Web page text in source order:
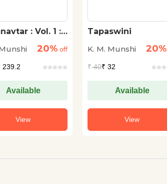
: Vol. 1 :
20% off
239.2
Available
View
Tapaswini
K. M. Munshi
20%
₹40₹ 32
Available
View